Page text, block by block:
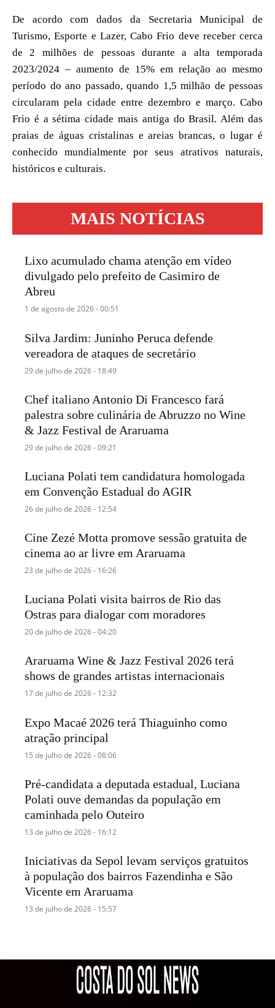
De acordo com dados da Secretaria Municipal de
Turismo, Esporte e Lazer, Cabo Frio deve receber cerca
de 2 milhões de pessoas durante a alta temporada
2023/2024 – aumento de 15% em relação ao mesmo
período do ano passado, quando 1,5 milhão de pessoas
circularam pela cidade entre dezembro e março. Cabo
Frio é a sétima cidade mais antiga do Brasil. Além das
praias de águas cristalinas e areias brancas, o lugar é
conhecido mundialmente por seus atrativos naturais,
históricos e culturais.
MAIS NOTÍCIAS
Lixo acumulado chama atenção em vídeo
divulgado pelo prefeito de Casimiro de
Abreu
1 de agosto de 2026 - 00:51
Silva Jardim: Juninho Peruca defende
vereadora de ataques de secretário
29 de julho de 2026 - 18:49
Chef italiano Antonio Di Francesco fará
palestra sobre culinária de Abruzzo no Wine
& Jazz Festival de Araruama
29 de julho de 2026 - 09:21
Luciana Polati tem candidatura homologada
em Convenção Estadual do AGIR
26 de julho de 2026 - 12:54
Cine Zezé Motta promove sessão gratuita de
cinema ao ar livre em Araruama
23 de julho de 2026 - 16:26
Luciana Polati visita bairros de Rio das
Ostras para dialogar com moradores
20 de julho de 2026 - 04:20
Araruama Wine & Jazz Festival 2026 terá
shows de grandes artistas internacionais
17 de julho de 2026 - 12:32
Expo Macaé 2026 terá Thiaguinho como
atração principal
15 de julho de 2026 - 08:06
Pré-candidata a deputada estadual, Luciana
Polati ouve demandas da população em
caminhada pelo Outeiro
13 de julho de 2026 - 16:12
Iniciativas da Sepol levam serviços gratuitos
à população dos bairros Fazendinha e São
Vicente em Araruama
13 de julho de 2026 - 15:57